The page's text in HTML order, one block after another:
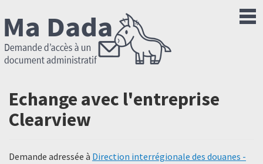
Echange avec l'entreprise
Clearview
Demande adressée à Direction interrégionale des douanes -